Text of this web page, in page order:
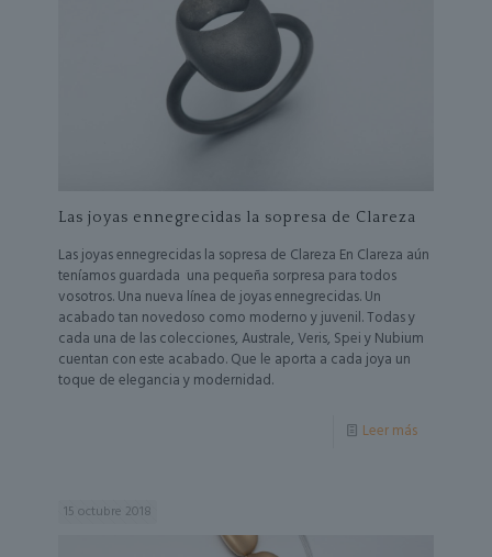
Las joyas ennegrecidas la sopresa de Clareza
Las joyas ennegrecidas la sopresa de Clareza En Clareza aún
teníamos guardada una pequeña sorpresa para todos
vosotros. Una nueva línea de joyas ennegrecidas. Un
acabado tan novedoso como moderno y juvenil. Todas y
cada una de las colecciones, Australe, Veris, Spei y Nubium
cuentan con este acabado. Que le aporta a cada joya un
toque de elegancia y modernidad.
Leer más
15 octubre 2018